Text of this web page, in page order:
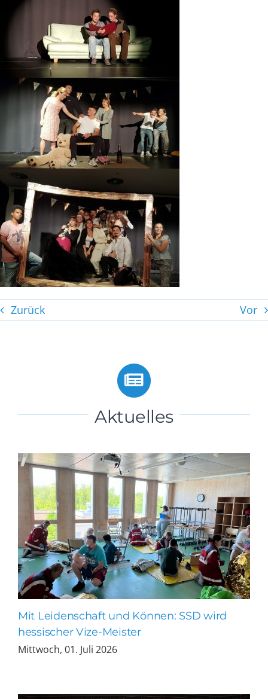
Zurück Vor
Aktuelles
Mit Leidenschaft und Können: SSD wird
hessischer Vize-Meister
Mittwoch, 01. Juli 2026